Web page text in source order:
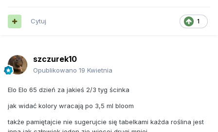
1
Cytuj
szczurek10
Opublikowano 19 Kwietnia
Elo Elo 65 dzień za jakieś 2/3 tyg ścinka
jak widać kolory wracają po 3,5 ml bloom
także pamiętajcie nie sugerujcie się tabelkami każda roślina jest